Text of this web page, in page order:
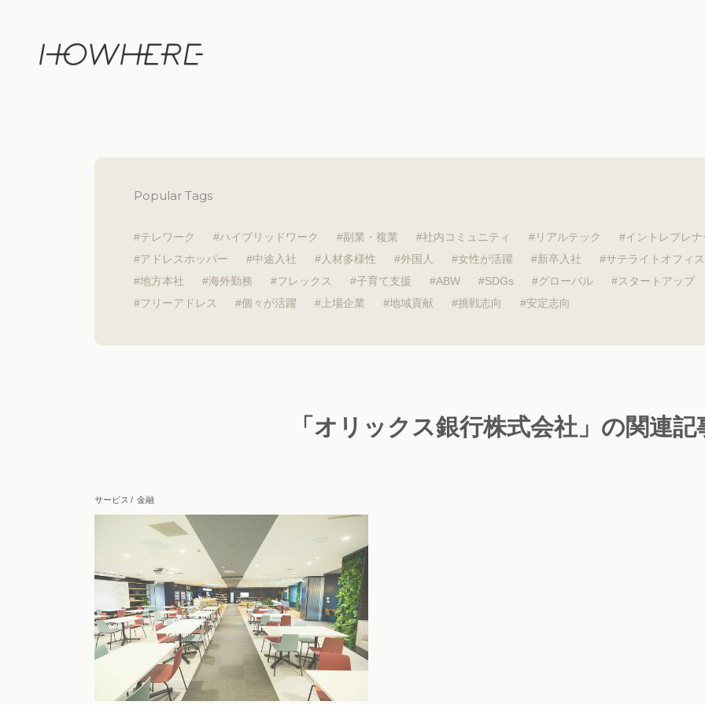
Popular Tags
テレワーク ハイブリッドワーク 副業・複業 社内コミュニティ リアルテック
イントレプレナ
アドレスホッパー
中途入社 人材多様性 外国人 女性が活躍 新卒入社
サテライトオフィス
地方本社
海外勤務 フレックス 子育て支援 ABW SDGs グローバル
スタートアップ
フリーアドレス
個々が活躍 上場企業 地域貢献 挑戦志向 安定志向
「オリックス銀行株式会社」の関連記
サービス 金融